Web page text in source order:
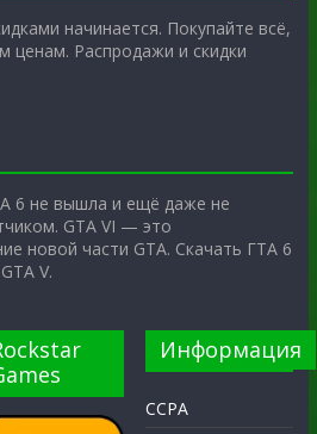
начинается. Покупайте всё,
ценам. Распродажи и скидки
6 не вышла и ещё даже не
GTA VI — это
новой части GTA. Скачать ГТА 6
V.
Информация
CCPA